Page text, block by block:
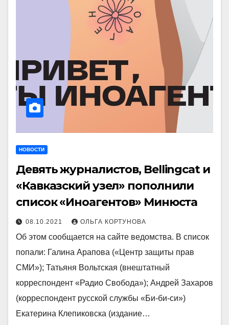
НОВОСТИ
Девять журналистов, Bellingcat и
«Кавказский узел» пополнили
список «Иноагентов» Минюста
08.10.2021 ОЛЬГА КОРТУНОВА
Об этом сообщается на сайте ведомства. В список
попали: Галина Арапова («Центр защиты прав
СМИ»); Татьяня Вольтская (внештатный
корреспондент «Радио Свобода»); Андрей Захаров
(корреспондент русской службы «Би-би-си»)
Екатерина Клепиковска (издание…